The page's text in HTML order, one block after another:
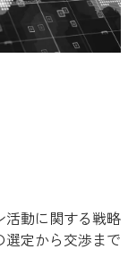
活動に関する戦略
定から交渉まで